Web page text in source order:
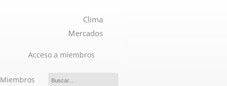
Clima
Mercados
Acceso a miembros
Miembros